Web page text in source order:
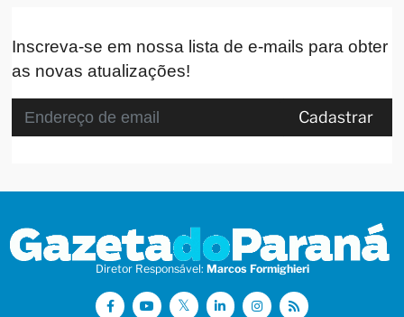
Inscreva-se em nossa lista de e-mails para obter
as novas atualizações!
Cadastrar
Diretor Responsável: Marcos Formighieri